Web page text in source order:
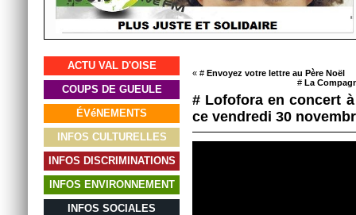
ACTU VAL D'OISE
COUPS DE GUEULE
ÉVéNEMENTS
INFOS CULTURELLES
INFOS DISCRIMINATIONS
INFOS ENVIRONNEMENT
INFOS SOCIALES
« # Envoyez votre lettre au Père Noël
# La
# Lofofora en concert
ce vendredi 30